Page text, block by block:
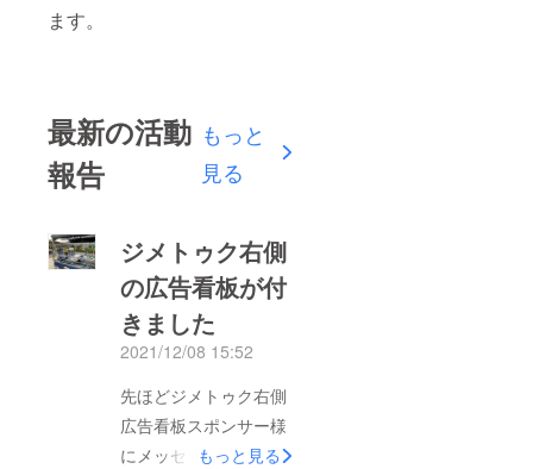
ます。
最新の活動
報告
もっと
見る
ジメトゥク右側
の広告看板が付
きました
2021/12/08 15:52
先ほどジメトゥク右側
広告看板スポンサー様
にメッセージを送らせ
もっと見る